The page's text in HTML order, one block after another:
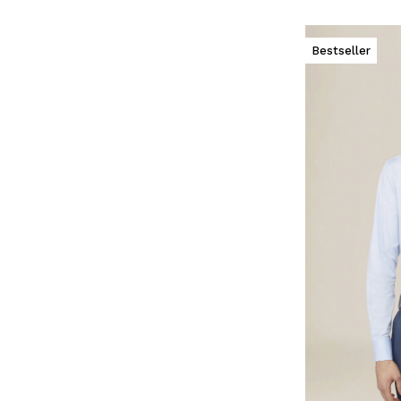
Bestseller